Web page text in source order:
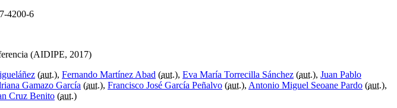
4200-6
(AIDIPE, 2017)
(aut.), Fernando Martínez Abad (aut.), Eva María Torrecilla Sánchez (aut.), Juan Pablo
Gamazo García (aut.), Francisco José García Peñalvo (aut.), Antonio Miguel Seoane Pardo (aut.),
Cruz Benito (aut.)